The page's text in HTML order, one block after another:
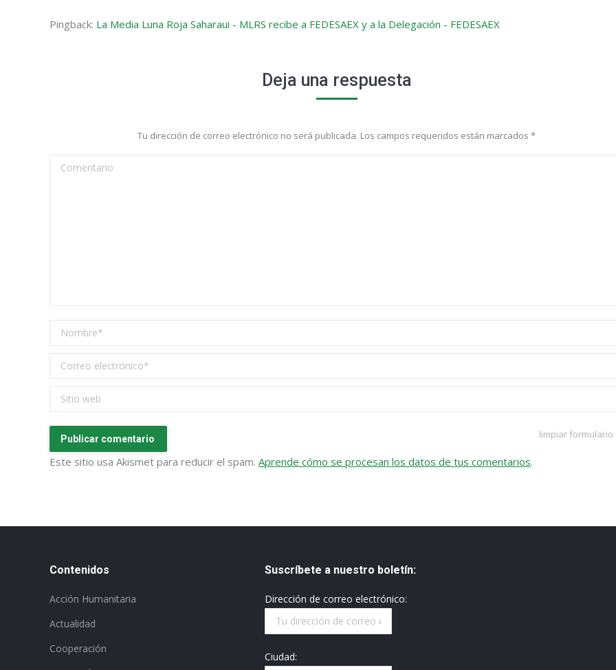
Pingback: La Media Luna Roja Saharaui - MLRS recibe a FEDESAEX y a la Delegación - FEDESAEX
Deja una respuesta
Tu dirección de correo electrónico no será publicada. Los campos requeridos están marcados *
Comentario
Nombre *
Correo electrónico *
Sitio web
limpiar formulario
Publicar comentario
Este sitio usa Akismet para reducir el spam. Aprende cómo se procesan los datos de tus comentarios.
Contenidos
Acción Humanitaria
Actualidad
Cooperación
Suscríbete a nuestro boletín:
Dirección de correo electrónico:
Ciudad: